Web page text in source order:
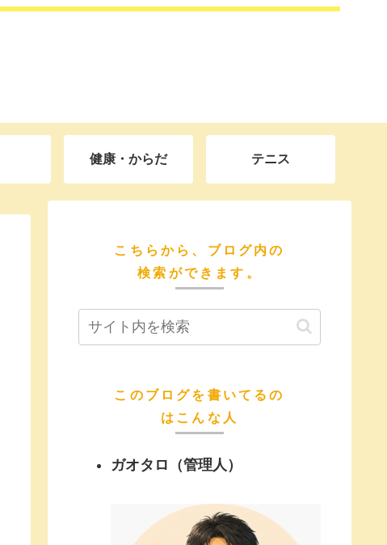
健康・からだ テニス
こちらから、ブログ内の
検索ができます。
このブログを書いてるの
はこんな人
ガオタロ（管理人）